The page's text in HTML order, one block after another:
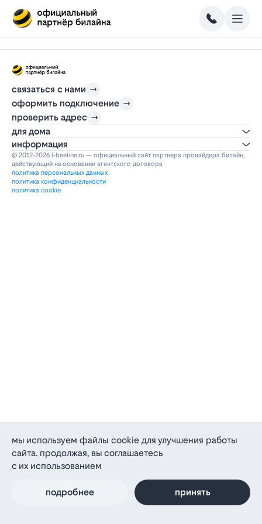
связаться с нами
оформить подключение
проверить адрес
для дома
информация
© 2012-2026 l-beeline.ru — официальный сайт партнера провайдера билайн,
действующий на основании агентского договора
политика персональных данных
политика конфиденциальности
политика cookie
мы используем файлы cookie для улучшения работы
сайта. продолжая, вы соглашаетесь
с их использованием
подробнее принять